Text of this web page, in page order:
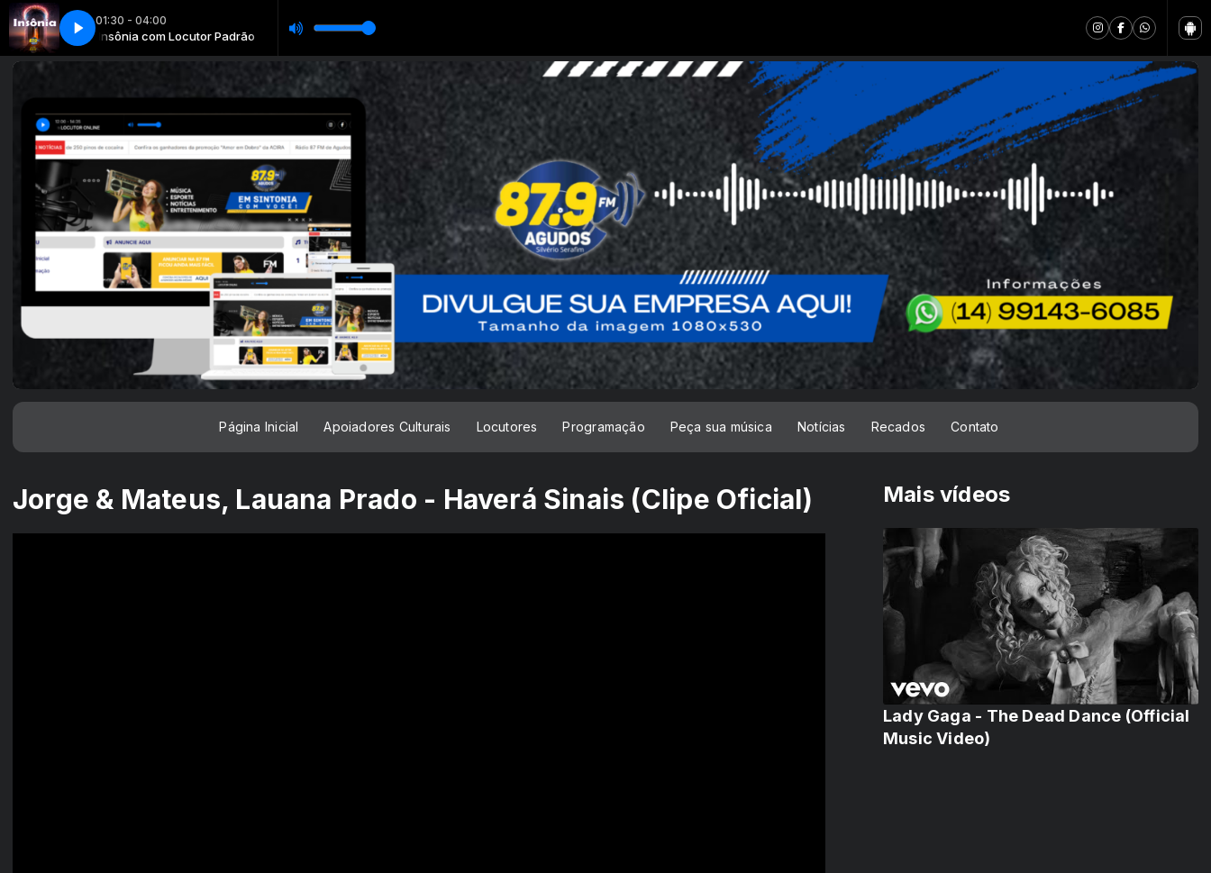
01:30 - 04:00
Padrão Insônia com Locutor Padrão
Página Inicial Apoiadores Culturais Locutores Programação Peça sua música Notícias Recados Contato
Jorge & Mateus, Lauana Prado - Haverá Sinais (Clipe Oficial) Mais vídeos
Lady Gaga - The Dead Dance (Official
Music Video)